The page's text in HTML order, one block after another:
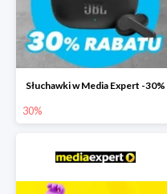
Słuchawki w Media Expert -30%
30%